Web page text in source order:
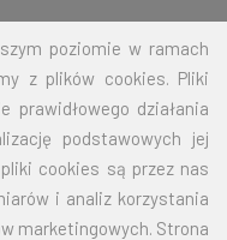
poziomie w ramach
z plików cookies. Pliki
prawidłowego działania
podstawowych jej
cookies są przez nas
i analiz korzystania
marketingowych. Strona
dowolny rozmiar
zostanie wyliczona
CENA BRUTTO